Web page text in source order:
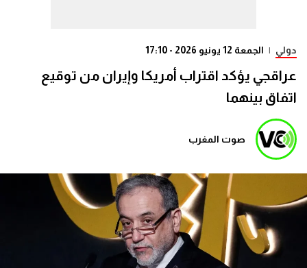
دولي | الجمعة 12 يونيو 2026 - 17:10
عراقجي يؤكد اقتراب أمريكا وإيران من توقيع
اتفاق بينهما
صوت المغرب